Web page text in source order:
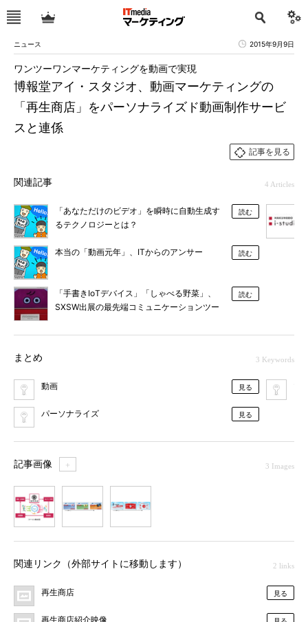
ニュース 2015年9月9日
博報堂アイ・スタジオ、動画マーケティングの
「再生商店」をパーソナライズド動画制作サービ
スと連係
ワンツーワンマーケティングを動画で実現
記事を見る
関連記事 4 Articles
「あなただけのビデオ」を瞬時に自動生成す
るテクノロジーとは？
読む
本当の「動画元年」、ITからのアンサー 読む
「手書きIoTデバイス」「しゃべる野菜」、
SXSW出展の最先端コミュニケーションツー
読む
まとめ 3 Keywords
動画 見る
パーソナライズ 見る
記事画像 ＋ 3 Images
関連リンク（外部サイトに移動します） 2 links
再生商店 見る
再生商店紹介映像